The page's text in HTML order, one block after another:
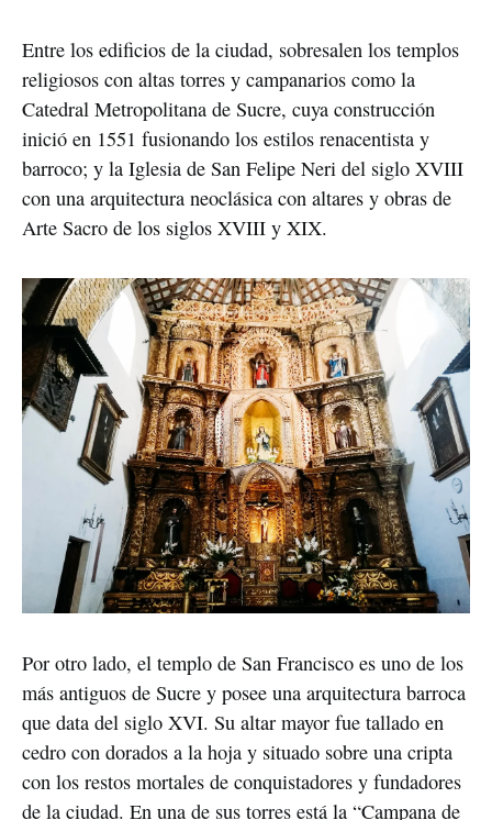
Entre los edificios de la ciudad, sobresalen los templos
religiosos con altas torres y campanarios como la
Catedral Metropolitana de Sucre, cuya construcción
inició en 1551 fusionando los estilos renacentista y
barroco; y la Iglesia de San Felipe Neri del siglo XVIII
con una arquitectura neoclásica con altares y obras de
Arte Sacro de los siglos XVIII y XIX.
Por otro lado, el templo de San Francisco es uno de los
más antiguos de Sucre y posee una arquitectura barroca
que data del siglo XVI. Su altar mayor fue tallado en
cedro con dorados a la hoja y situado sobre una cripta
con los restos mortales de conquistadores y fundadores
de la ciudad. En una de sus torres está la “Campana de